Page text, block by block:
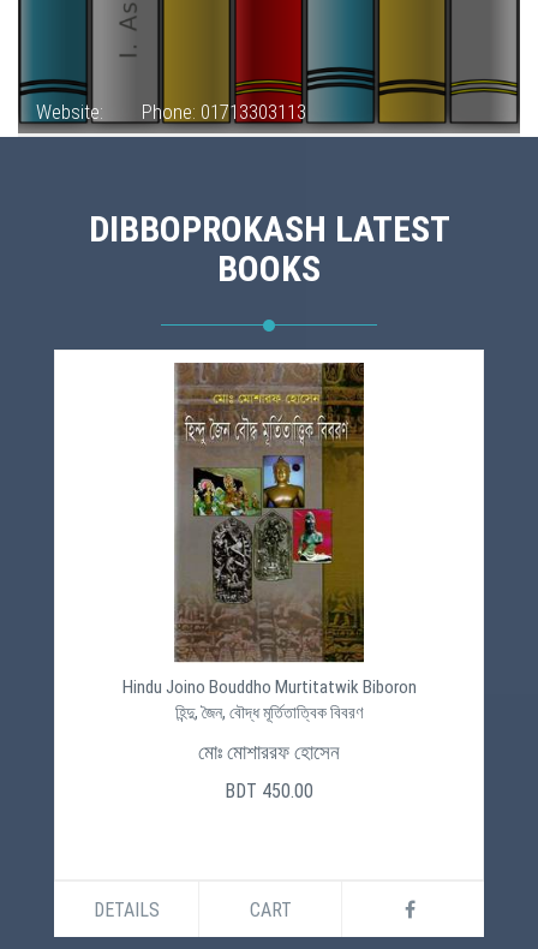
Website: Phone: 01713303113
DIBBOPROKASH LATEST
BOOKS
Hindu Joino Bouddho Murtitatwik Biboron
হিন্দু, জৈন, বৌদ্ধ মূর্তিতাত্বিক বিবরণ
মোঃ মোশাররফ হোসেন
BDT 450.00
DETAILS CART